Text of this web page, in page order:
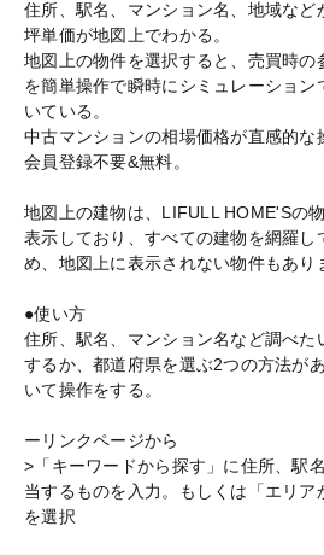
住所、駅名、マンション名、地域など
坪単価が地図上でわかる。
地図上の物件を選択すると、売買時の
を簡単操作で瞬時にシミュレーショ
いている。
中古マンションの相場価格が直感的な
会員登録不要&無料。
地図上の建物は、LIFULL HOME'Sの
表示しており、すべての建物を網羅し
め、地図上に表示されない物件もあり
●使い方
住所、駅名、マンション名など調べた
するか、都道府県を選ぶ2つの方法が
いて操作をする。
ーリンクページから
>「キーワードから探す」に住所、駅
当するものを入力。もしくは「エリ
を選択